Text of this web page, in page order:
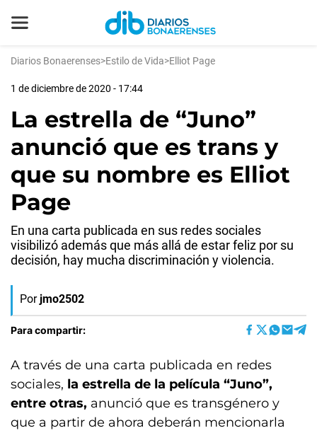
Diarios Bonaerenses>Estilo de Vida>Elliot Page
1 de diciembre de 2020 - 17:44
La estrella de “Juno”
anunció que es trans y
que su nombre es Elliot
Page
En una carta publicada en sus redes sociales
visibilizó además que más allá de estar feliz por su
decisión, hay mucha discriminación y violencia.
Por jmo2502
Para compartir:
A través de una carta publicada en redes
sociales, la estrella de la película “Juno”,
entre otras, anunció que es transgénero y
que a partir de ahora deberán mencionarla